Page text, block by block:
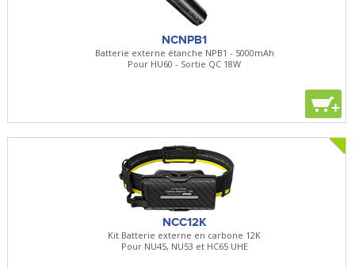
NCNPB1
Batterie externe étanche NPB1 - 5000mAh
Pour HU60 - Sortie QC 18W
+
NCC12K
Kit Batterie externe en carbone 12K
Pour NU45, NU53 et HC65 UHE